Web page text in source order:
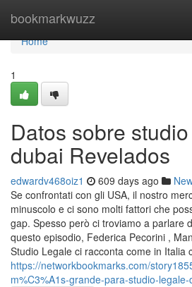
bookmarkwuzz
Home
Home
1
Datos sobre
dubai Revelados
edwardv468oiz1 609 days ago
Se confrontati con gli USA, il nostro
minuscolo e ci sono molti fattori che
gap. Spesso però ci troviamo a parlare
questo episodio, Federica Pecorini ,
Studio Legale ci racconta come in Italia
https://networkbookmarks.com/
m%C3%A1s-grande-para-studio-